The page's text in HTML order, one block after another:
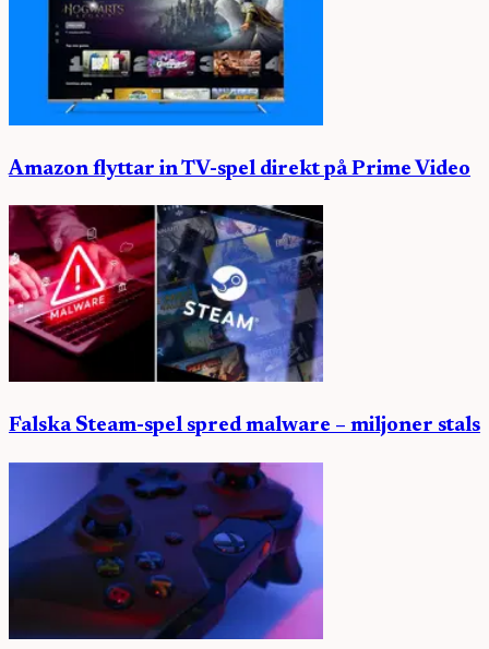
Amazon flyttar in TV-spel direkt på Prime Video
Falska Steam-spel spred malware – miljoner stals